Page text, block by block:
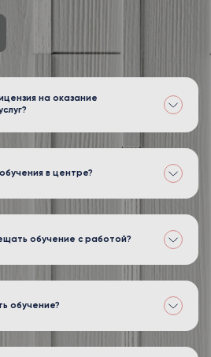
на оказание
в центре?
обучение с работой?
обучение?